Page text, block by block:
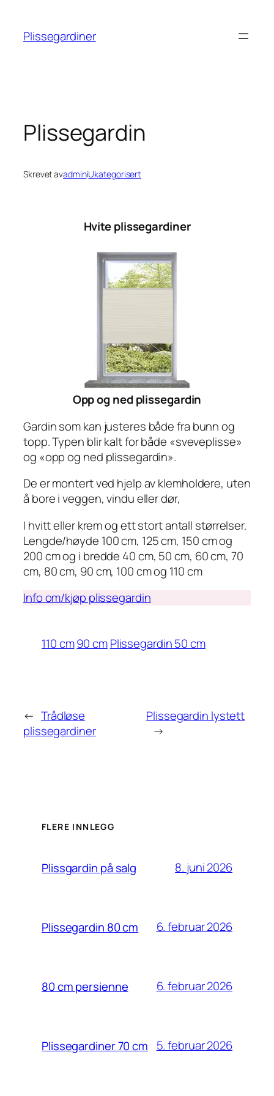
innhold
Plissegardiner
Plissegardin
Skrevet avadminiUkategorisert
Hvite plissegardiner
Opp og ned plissegardin
Gardin som kan justeres både fra bunn og
topp. Typen blir kalt for både «sveveplisse»
og «opp og ned plissegardin».
De er montert ved hjelp av klemholdere, uten
å bore i veggen, vindu eller dør,
I hvitt eller krem og ett stort antall størrelser.
Lengde/høyde 100 cm, 125 cm, 150 cm og
200 cm og i bredde 40 cm, 50 cm, 60 cm, 70
cm, 80 cm, 90 cm, 100 cm og 110 cm
Info om/kjøp plissegardin
110 cm90 cmPlissegardin 50 cm
← Trådløse
plissegardiner
Plissegardin lystett
→
FLERE INNLEGG
Plissgardin på salg 8. juni 2026
Plissegardin 80 cm 6. februar 2026
80 cm persienne 6. februar 2026
Plissegardiner 70 cm 5. februar 2026